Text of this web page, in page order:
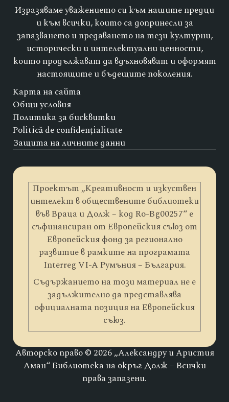
Изразяваме уважението си към нашите предци
и към всички, които са допринесли за
запазването и предаването на тези културни,
исторически и интелектуални ценности,
които продължават да вдъхновяват и оформят
настоящите и бъдещите поколения.
Карта на сайта
Общи условия
Политика за бисквитки
Politică de confidențialitate
Защита на личните данни
Проектът „Креативност и изкуствен
интелект в обществените библиотеки
във Враца и Долж – код Ro-Bg00257“ е
съфинансиран от Европейския съюз от
Европейския фонд за регионално
развитие в рамките на програмата
Interreg VI-A Румъния – България.
Съдържанието на този материал не е
задължително да представлява
официалната позиция на Европейския
съюз.
Авторско право © 2026 „Александру и Аристия
Аман“ Библиотека на окръг Долж – Всички
права запазени.